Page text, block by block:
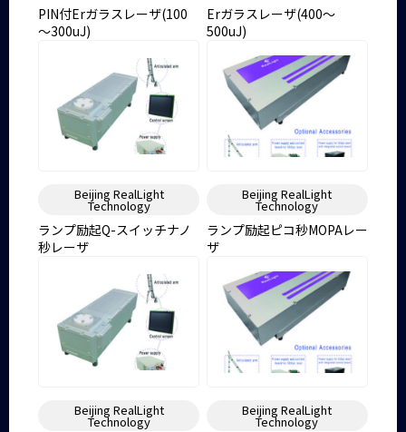
PIN付Erガラスレーザ(100
～300uJ)
Erガラスレーザ(400～
500uJ)
Beijing RealLight
Technology
ランプ励起Q-スイッチナノ
秒レーザ
Beijing RealLight
Technology
ランプ励起ピコ秒MOPAレー
ザ
Beijing RealLight
Technology
Beijing RealLight
Technology